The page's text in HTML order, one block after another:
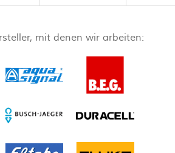
mit denen wir arbeiten: